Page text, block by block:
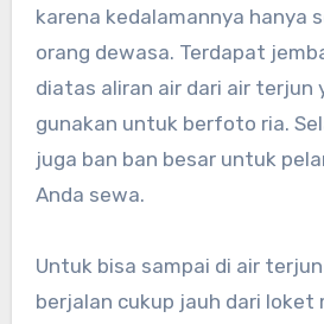
karena kedalamannya hanya
orang dewasa. Terdapat
diatas aliran air dari air terjun
gunakan untuk berfoto ria.
juga ban ban besar untuk
Anda sewa.
Untuk bisa sampai di air
berjalan cukup jauh dari loket